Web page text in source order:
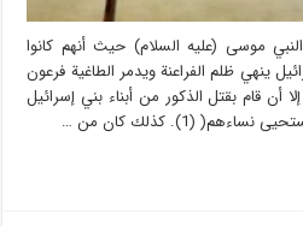
موسى (عليه السلام) حيث أنهم كانوا
ينهي ظلم الفراعنة ويدمر الطاغية فرعون
أن قام بقتل الذكور من أبناء بني إسرائيل
(1). كذلك كان من …